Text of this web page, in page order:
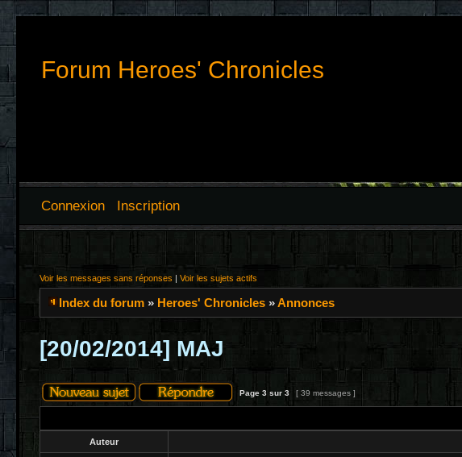
Forum Heroes' Chronicles
Connexion Inscription
Voir les messages sans réponses | Voir les sujets actifs
Index du forum » Heroes' Chronicles »Annonces
[20/02/2014] MAJ
Page 3 sur 3 [ 39 messages ]
Auteur